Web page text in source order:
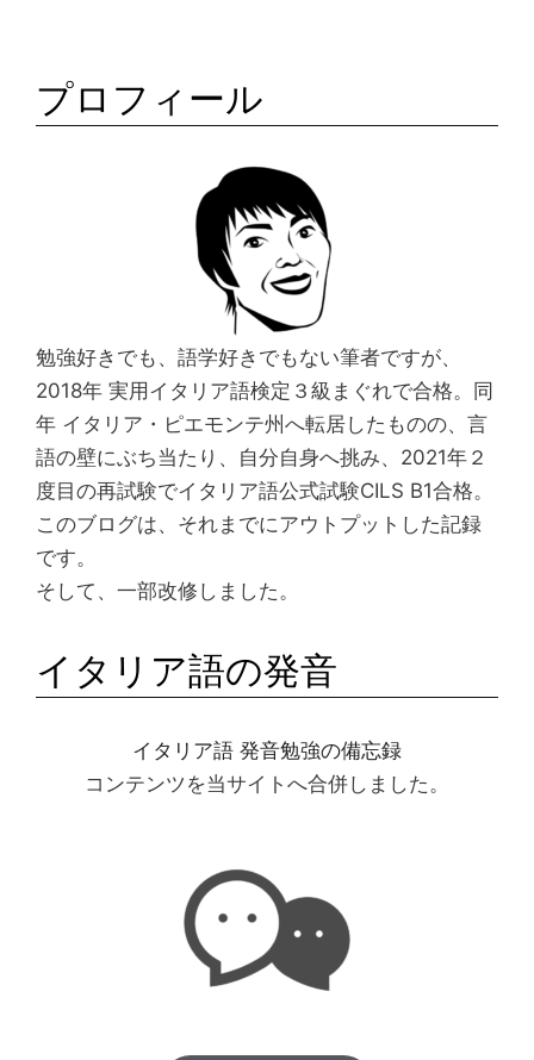
プロフィール
勉強好きでも、語学好きでもない筆者ですが、
2018年 実用イタリア語検定３級まぐれで合格。同
年 イタリア・ピエモンテ州へ転居したものの、言
語の壁にぶち当たり、自分自身へ挑み、2021年２
度目の再試験でイタリア語公式試験CILS B1合格。
このブログは、それまでにアウトプットした記録
です。
そして、一部改修しました。
イタリア語の発音
イタリア語 発音勉強の備忘録
コンテンツを当サイトへ合併しました。